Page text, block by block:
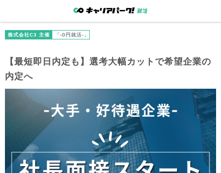
株式会社C3 主催 「-0円就活-」
【最短即日内定も】選考大幅カットで希望企業の
内定へ